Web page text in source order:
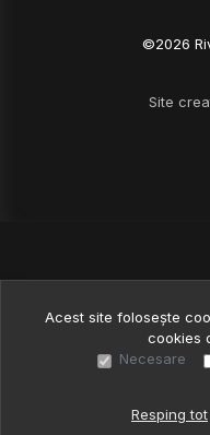
Sună acum
©2026
Site
Acest site folosește
cookies
Necesare
Resping tot